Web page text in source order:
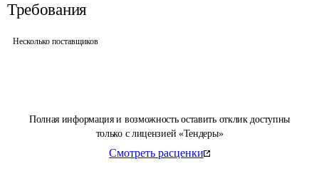
Полная информация и возможность оставить отклик доступны
только с лицензией «Тендеры»
Смотреть расценки
Требования
Несколько поставщиков